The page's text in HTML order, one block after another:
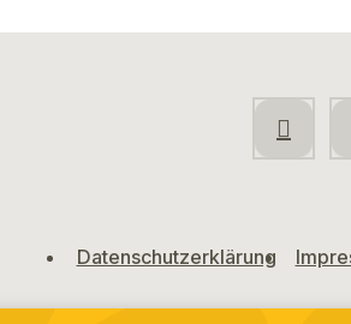
Datenschutzerklärung